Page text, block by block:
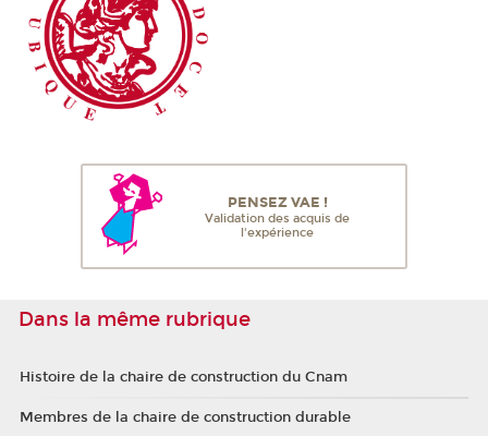
PENSEZ VAE !
Validation des acquis de
l'expérience
Dans la même rubrique
Histoire de la chaire de construction du Cnam
Membres de la chaire de construction durable